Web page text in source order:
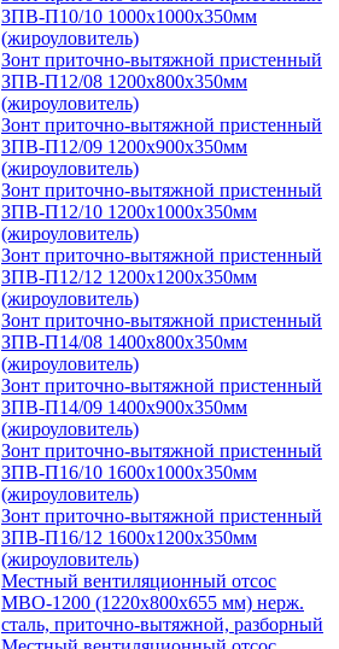
ЗПВ-П10/10 1000х1000х350мм
(жироуловитель)
Зонт приточно-вытяжной пристенный
ЗПВ-П12/08 1200х800х350мм
(жироуловитель)
Зонт приточно-вытяжной пристенный
ЗПВ-П12/09 1200х900х350мм
(жироуловитель)
Зонт приточно-вытяжной пристенный
ЗПВ-П12/10 1200х1000х350мм
(жироуловитель)
Зонт приточно-вытяжной пристенный
ЗПВ-П12/12 1200х1200х350мм
(жироуловитель)
Зонт приточно-вытяжной пристенный
ЗПВ-П14/08 1400х800х350мм
(жироуловитель)
Зонт приточно-вытяжной пристенный
ЗПВ-П14/09 1400х900х350мм
(жироуловитель)
Зонт приточно-вытяжной пристенный
ЗПВ-П16/10 1600х1000х350мм
(жироуловитель)
Зонт приточно-вытяжной пристенный
ЗПВ-П16/12 1600х1200х350мм
(жироуловитель)
Местный вентиляционный отсос
МВО-1200 (1220х800х655 мм) нерж.
сталь, приточно-вытяжной, разборный